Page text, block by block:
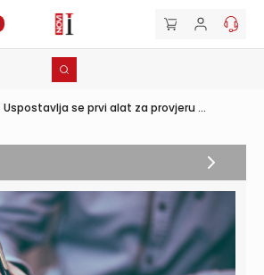
Uspostavlja se prvi alat za provjeru ...